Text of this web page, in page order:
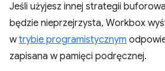
Jeśli użyjesz innej strategii
będzie nieprzejrzysta, Workbox
wtrybie programistycznym
zapisana w pamięci podręcznej.